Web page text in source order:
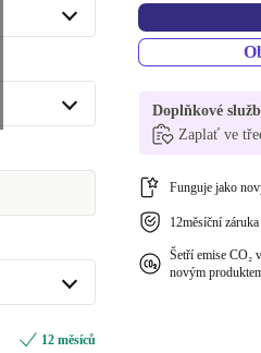
+1 087,41 Kč
+3 167,41 Kč
+1 611,41 Kč
12 měsíců
Doplňkové
Zaplať ve
Funguje jako
12měsíční záruka
Šetří emise CO₂
novým